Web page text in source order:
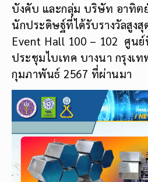
บังคับ และกลุ่ม บริษัท อาทิต
นักประดิษฐ์ที่ได้รับรางวัลสูง
Event Hall 100 – 102 ศูนย์
ประชุมไบเทค บางนา กรุงเ
กุมภาพันธ์ 2567 ที่ผ่านมา